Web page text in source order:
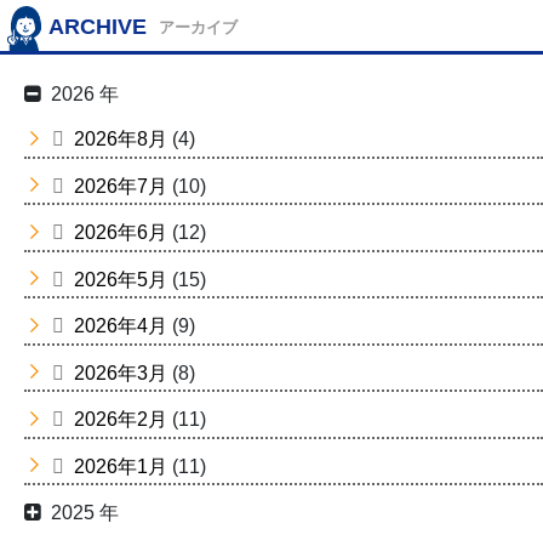
ARCHIVE アーカイブ
2026 年
2026年8月 (4)
2026年7月 (10)
2026年6月 (12)
2026年5月 (15)
2026年4月 (9)
2026年3月 (8)
2026年2月 (11)
2026年1月 (11)
2025 年